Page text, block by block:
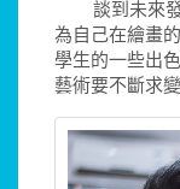
談到未來發
為自己在繪畫
學生的一些出
藝術要不斷求